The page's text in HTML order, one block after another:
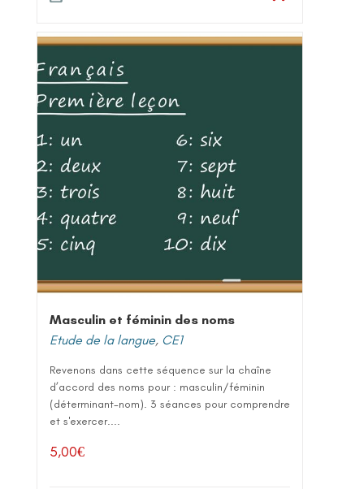
Masculin et féminin des noms
Etude de la langue, CE1
Revenons dans cette séquence sur la chaîne
d’accord des noms pour : masculin/féminin
(déterminant-nom). 3 séances pour comprendre
et s'exercer....
5,00€